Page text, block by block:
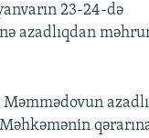
23-24-də
azadlıqdan